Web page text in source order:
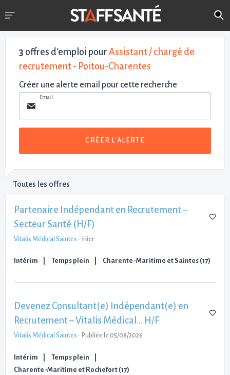
3 offres d'emploi pour Assistant / chargé de
recrutement - Poitou-Charentes
Créer une alerte email pour cette recherche
Email
CRÉER L'ALERTE
Toutes les offres
Partenaire Indépendant en Recrutement –
Secteur Santé (H/F)
Vitalis Médical Saintes - Hier
Intérim Temps plein Charente-Maritime et Saintes (17)
Devenez Consultant(e) Indépendant(e) en
Recrutement – Vitalis Médical… H/F
Vitalis Médical Saintes - Publiée le 05/08/2026
Intérim
Temps plein
Charente-Maritime et Rochefort (17)